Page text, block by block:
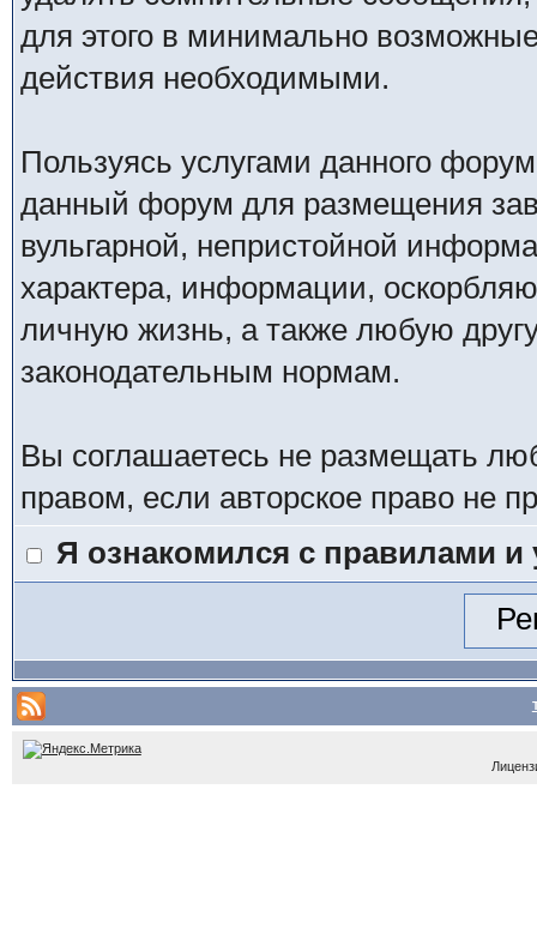
для этого в минимально
действия необходимыми.
Пользуясь услугами данного
данный форум для размещения
вульгарной, непристойной
характера, информации,
личную жизнь, а также любую
законодательным нормам.
Вы соглашаетесь не размещать
правом, если авторское право не
Я ознакомился с правилами